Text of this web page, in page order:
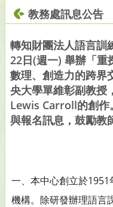
教務處訊息公告
轉知財團法人語言訓
22日(週一) 舉辦「重
數理、創造力的跨界
央大學單維彰副教授
Lewis Carroll的創作
與報名訊息，鼓勵教
一、本中心創立於
機構。除研發辦理語言